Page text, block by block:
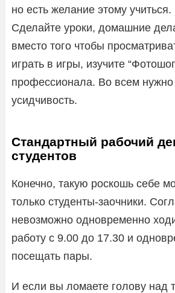
но есть желание этому
Сделайте уроки, домашние
вместо того чтобы
играть в игры, изучите
профессионала. Во всем нужно
усидчивость.
Стандартный рабочий
студентов
Конечно, такую роскошь себе
только студенты-заочники.
невозможно одновременно
работу с 9.00 до 17.30 и
посещать пары.
И если вы ломаете голову над